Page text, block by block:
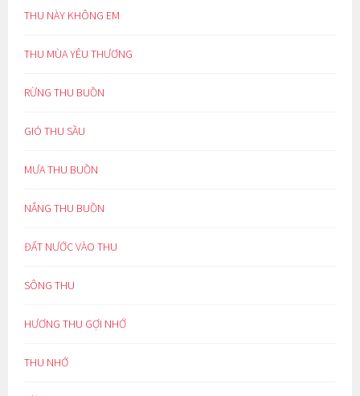
THU NÀY KHÔNG EM
THU MÙA YÊU THƯƠNG
RỪNG THU BUỒN
GIÓ THU SẦU
MƯA THU BUỒN
NẮNG THU BUỒN
ĐẤT NƯỚC VÀO THU
SÔNG THU
HƯƠNG THU GỢI NHỚ
THU NHỚ